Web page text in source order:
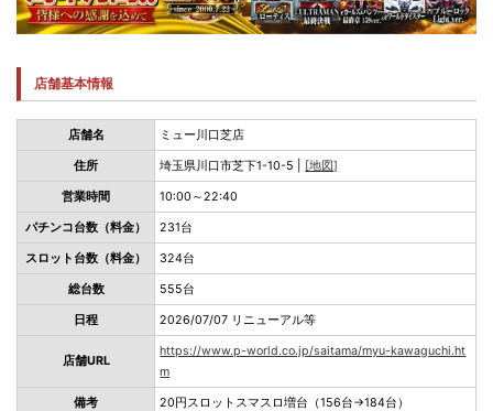
店舗基本情報
店舗名 ミュー川口芝店
住所 埼玉県川口市芝下1-10-5 | [地図]
営業時間 10:00～22:40
パチンコ台数（料金） 231台
スロット台数（料金） 324台
総台数 555台
日程 2026/07/07 リニューアル等
店舗URL
https://www.p-world.co.jp/saitama/myu-kawaguchi.ht
m
備考 20円スロットスマスロ増台（156台→184台）